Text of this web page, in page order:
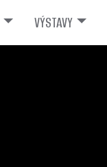
VÝSTAVY